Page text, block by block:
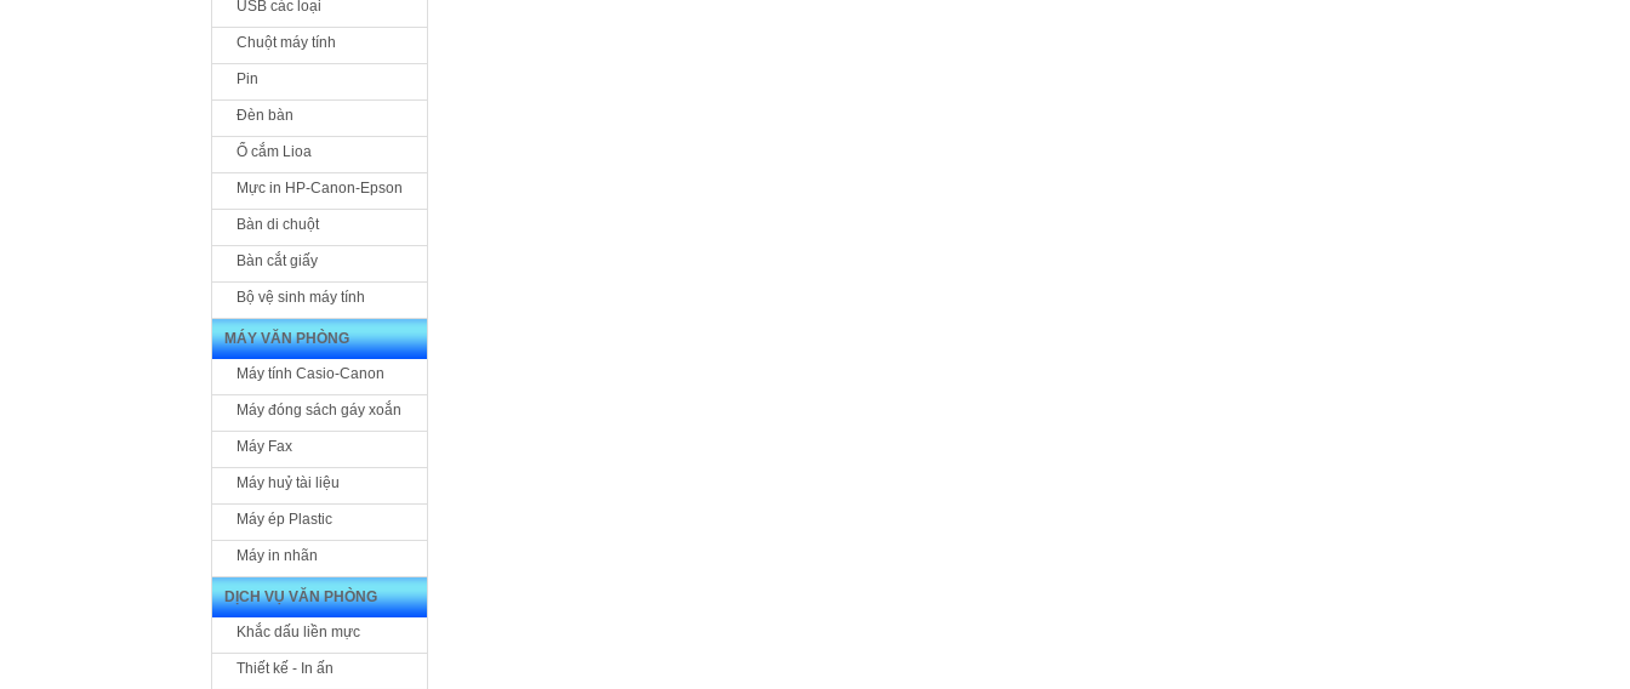
USB các loại
Chuột máy tính
Pin
Đèn bàn
Ổ cắm Lioa
Mực in HP-Canon-Epson
Bàn di chuột
Bàn cắt giấy
Bộ vệ sinh máy tính
MÁY VĂN PHÒNG
Máy tính Casio-Canon
Máy đóng sách gáy xoắn
Máy Fax
Máy huỷ tài liệu
Máy ép Plastic
Máy in nhãn
DỊCH VỤ VĂN PHÒNG
Khắc dấu liền mực
Thiết kế - In ấn